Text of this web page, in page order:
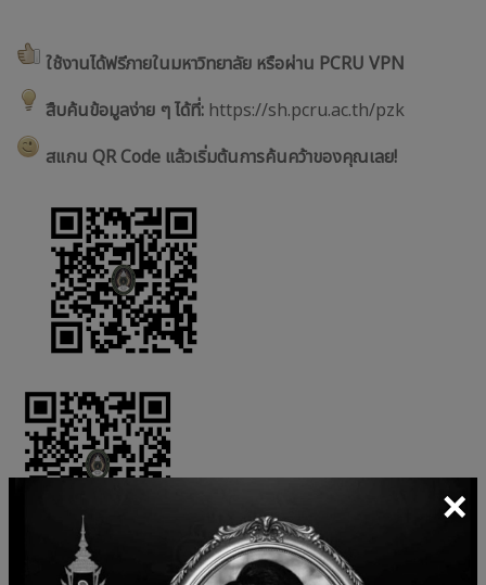
×
ใช้งานได้ฟรีภายในมหาวิทยาลัย หรือผ่าน PCRU VPN
สืบค้นข้อมูลง่าย ๆ ได้ที่: https://sh.pcru.ac.th/pzk
สแกน QR Code แล้วเริ่มต้นการค้นคว้าของคุณเลย!